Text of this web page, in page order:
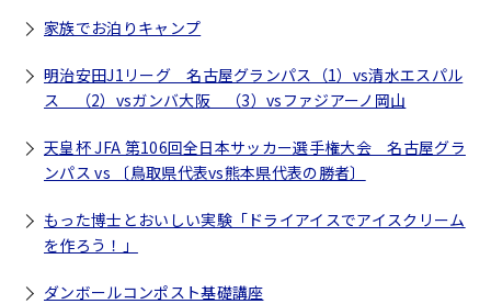
家族でお泊りキャンプ
明治安田J1リーグ 名古屋グランパス（1）vs清水エスパル
ス （2）vsガンバ大阪 （3）vsファジアーノ岡山
天皇杯 JFA 第106回全日本サッカー選手権大会 名古屋グラ
ンパス vs 〔鳥取県代表vs熊本県代表の勝者〕
もった博士とおいしい実験「ドライアイスでアイスクリーム
を作ろう！」
ダンボールコンポスト基礎講座